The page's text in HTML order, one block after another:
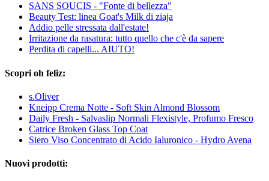
SANS SOUCIS - "Fonte di bellezza"
Beauty Test: linea Goat's Milk di ziaja
Addio pelle stressata dall'estate!
Irritazione da rasatura: tutto quello che c'è da sapere
Perdita di capelli... AIUTO!
Scopri oh feliz:
s.Oliver
Kneipp Crema Notte - Soft Skin Almond Blossom
Daily Fresh - Salvaslip Normali Flexistyle, Profumo Fresco
Catrice Broken Glass Top Coat
Siero Viso Concentrato di Acido Ialuronico - Hydro Avena
Nuovi prodotti: